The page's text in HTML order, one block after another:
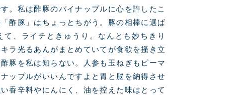
。私は酢豚のパイナップルに心を許したこ
酢豚」はちょっとちがう。豚の相棒に選ば
、ライチときゅうり。なんとも妙ちきり
ラ光るあんがまとめていてが食欲を掻き立
豚を私は知らない。人参も玉ねぎもピーマ
ップルがいいんですよと胃と脳を納得させ
香辛料やにんにく、油を控えた味はとって